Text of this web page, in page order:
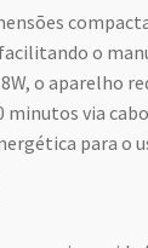
o
o aparelho
via
para o